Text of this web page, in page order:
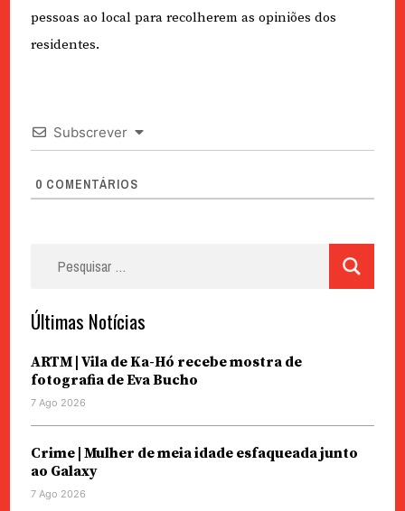
pessoas ao local para recolherem as opiniões dos
residentes.
Subscrever
0 COMENTÁRIOS
Últimas Notícias
ARTM | Vila de Ka-Hó recebe mostra de
fotografia de Eva Bucho
7 Ago 2026
Crime | Mulher de meia idade esfaqueada junto
ao Galaxy
7 Ago 2026